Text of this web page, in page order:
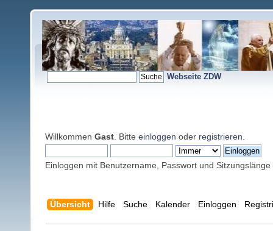
Webseite ZDW
Willkommen Gast . Bitte einloggen oder registrieren
Einloggen mit Benutzername, Passwort und Sitzungslänge
Übersicht Hilfe Suche Kalender Einloggen